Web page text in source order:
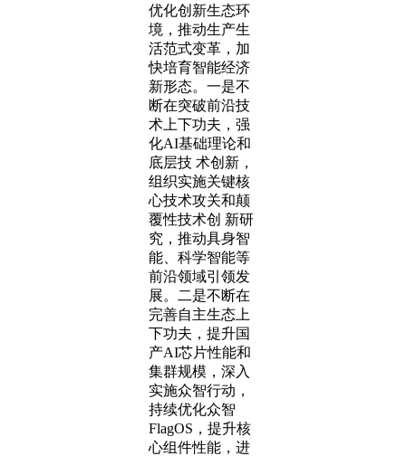
优化创新生态环
境，推动生产生
活范式变革，加
快培育智能经济
新形态。一是不
断在突破前沿技
术上下功夫，强
化AI基础理论和
底层技 术创新，
组织实施关键核
心技术攻关和颠
覆性技术创 新研
究，推动具身智
能、科学智能等
前沿领域引领发
展。二是不断在
完善自主生态上
下功夫，提升国
产AI芯片性能和
集群规模，深入
实施众智行动，
持续优化众智
FlagOS，提升核
心组件性能，进